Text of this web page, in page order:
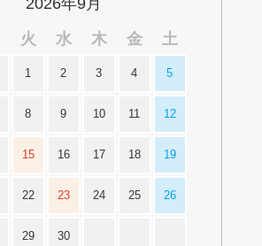
2026年9月
火 水 木 金 土
1 2 3 4 5
8 9 10 11 12
15 16 17 18 19
22 23 24 25 26
29 30